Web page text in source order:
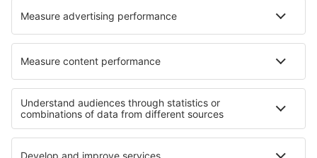
Hoteluri in Parcul Național Jotunheimen
Hoteluri in Parcul Național Folgefonna
Hoteluri in Parcul Național Jostedalsbreen
Hoteluri în Valea Loirei Hoteluri in Regiunea Maule